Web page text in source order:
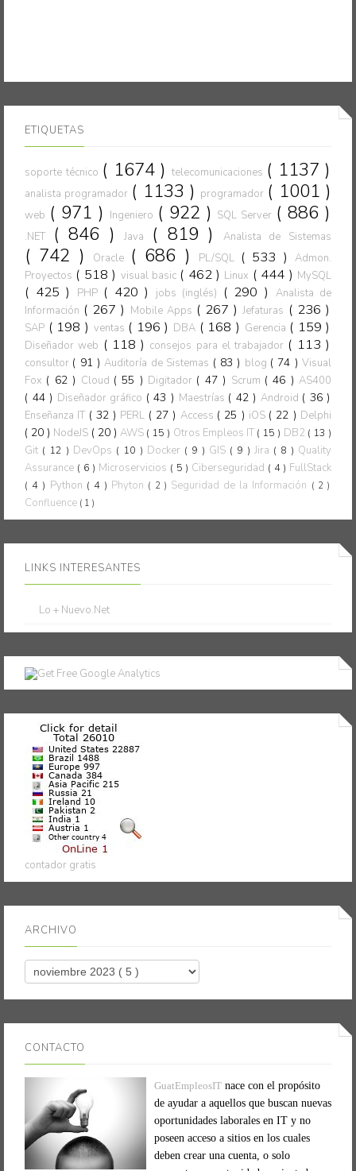
ETIQUETAS
soporte técnico ( 1674 ) telecomunicaciones ( 1137 )
analista programador ( 1133 ) programador ( 1001 )
web ( 971 ) Ingeniero ( 922 ) SQL Server ( 886 )
.NET ( 846 )Java ( 819 ) Analista de Sistemas
( 742 ) Oracle ( 686 ) PL/SQL ( 533 )Admon.
Proyectos ( 518 ) visual basic ( 462 ) Linux ( 444 ) MySQL
( 425 ) PHP ( 420 ) jobs (inglés) ( 290 )
Analista de
Información ( 267 ) Mobile Apps ( 267 )Jefaturas ( 236 )
SAP ( 198 ) ventas ( 196 ) DBA ( 168 ) Gerencia ( 159 )
Diseñador web ( 118 ) consejos para el trabajador ( 113 )
consultor ( 91 )Auditoría de Sistemas ( 83 ) blog ( 74 )Visual
Fox ( 62 ) Cloud ( 55 ) Digitador ( 47 ) Scrum ( 46 ) AS400
( 44 ) Diseñador gráfico ( 43 ) Maestrías ( 42 ) Android ( 36 )
Enseñanza IT ( 32 ) PERL ( 27 ) Access ( 25 ) iOS ( 22 ) Delphi
( 20 ) NodeJS ( 20 )AWS ( 15 ) Otros Empleos IT ( 15 ) DB2 ( 13 )
Git ( 12 ) DevOps ( 10 ) Docker ( 9 ) GIS ( 9 ) Jira ( 8 ) Quality
Assurance ( 6 ) Microservicios ( 5 ) Ciberseguridad ( 4 ) FullStack
( 4 ) Python ( 4 ) Phyton ( 2 ) Seguridad de la Información ( 2 )
Confluence ( 1 )
LINKS INTERESANTES
Lo + Nuevo.Net
contador gratis
ARCHIVO
CONTACTO
GuatEmpleosIT nace con el propósito
de ayudar a aquellos que buscan nuevas
oportunidades laborales en IT y no
poseen acceso a sitios en los cuales
deben crear una cuenta, o solo